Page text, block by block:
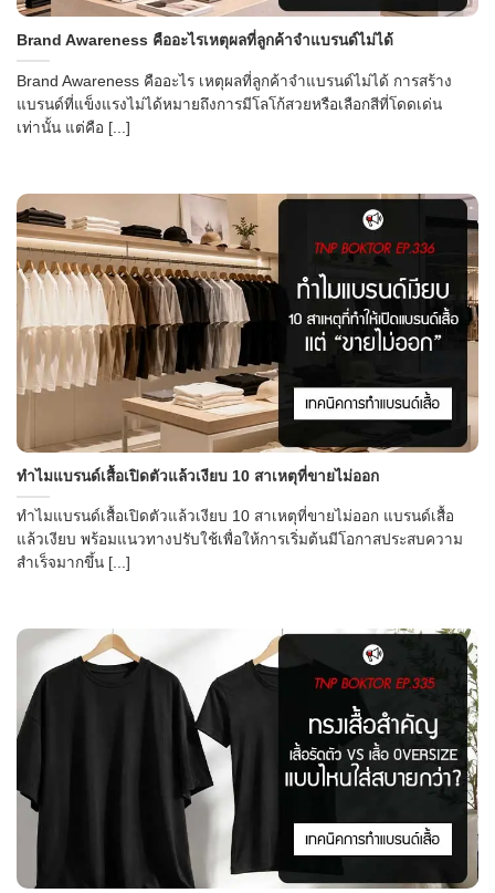
Brand Awareness คืออะไรเหตุผลที่ลูกค้าจำแบรนด์ไม่ได้
Brand Awareness คืออะไร เหตุผลที่ลูกค้าจำแบรนด์ไม่ได้ การสร้าง
แบรนด์ที่แข็งแรงไม่ได้หมายถึงการมีโลโก้สวยหรือเลือกสีที่โดดเด่น
เท่านั้น แต่คือ [...]
ทำไมแบรนด์เสื้อเปิดตัวแล้วเงียบ 10 สาเหตุที่ขายไม่ออก
ทำไมแบรนด์เสื้อเปิดตัวแล้วเงียบ 10 สาเหตุที่ขายไม่ออก แบรนด์เสื้อ
แล้วเงียบ พร้อมแนวทางปรับใช้เพื่อให้การเริ่มต้นมีโอกาสประสบความ
สำเร็จมากขึ้น [...]